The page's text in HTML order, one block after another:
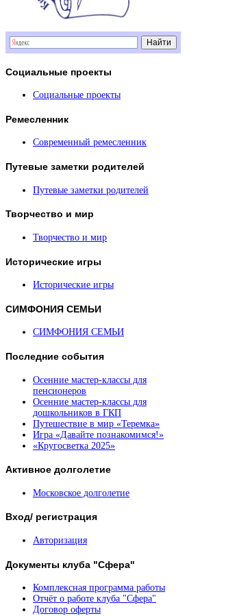
Социальные проекты
Социальные проекты
Ремесленник
Современный ремесленник
Путевые заметки родителей
Путевые заметки родителей
Творчество и мир
Творчество и мир
Исторические игры
Исторические игры
СИМФОНИЯ СЕМЬИ
СИМФОНИЯ СЕМЬИ
Последние события
Осенние мастер-классы для
пенсионеров
Осенние мастер-классы для
дошкольников в ГКП
Путешествие в мир «Теремка»
Игра «Давайте познакомимся!»
«Кругосветка 2025»
Активное долголетие
Московское долголетие
Вход/ регистрация
Авторизация
Документы клуба "Сфера"
Комплексная программа работы
Отчёт о работе клуба "Сфера"
Договор оферты